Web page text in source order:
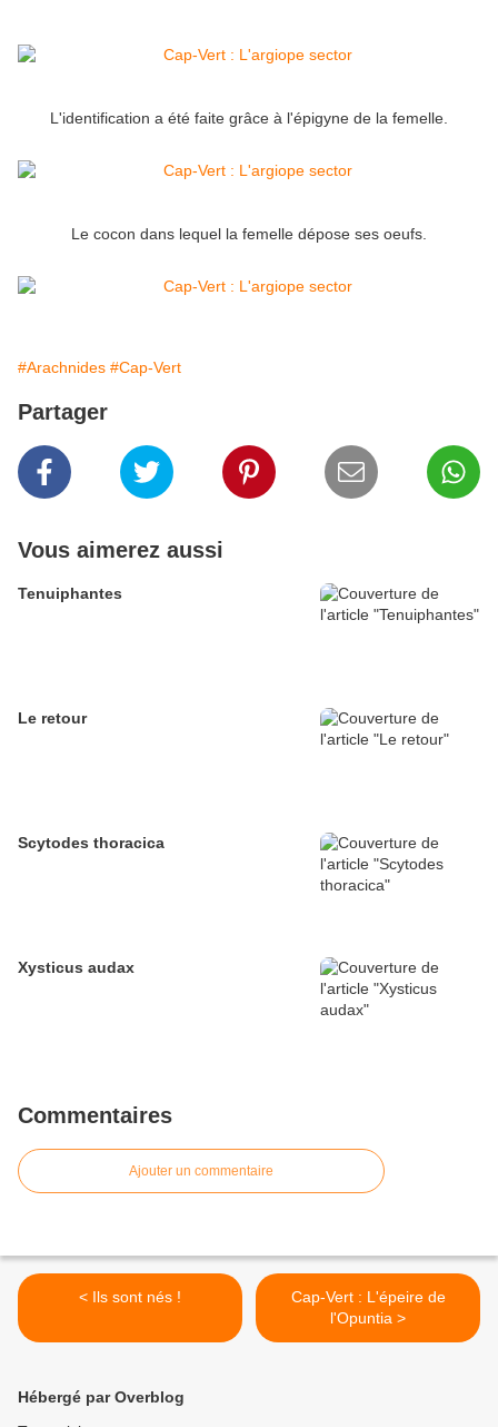
L'identification a été faite grâce à l'épigyne de la femelle.
Le cocon dans lequel la femelle dépose ses oeufs.
#Arachnides #Cap-Vert
Partager
Vous aimerez aussi
Tenuiphantes
Le retour
Scytodes thoracica
Xysticus audax
Commentaires
Ajouter un commentaire
< Ils sont nés !
Cap-Vert : L'épeire de
l'Opuntia >
Hébergé par Overblog